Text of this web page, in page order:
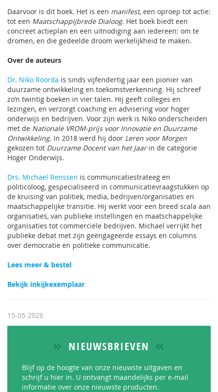
Daarvoor is dit boek. Het is een manifest, een oproep tot actie:
tot een Maatschappijbrede Dialoog. Het boek biedt een
concreet actieplan en een uitnodiging aan iedereen: om te
dromen, en die gedeelde droom werkelijkheid te maken.
Over de auteurs
Dr. Niko Roorda is sinds vijfendertig jaar een pionier van
duurzame ontwikkeling en toekomstverkenning. Hij schreef
zo’n twintig boeken in vier talen. Hij geeft colleges en
lezingen, en verzorgt coaching en advisering voor hoger
onderwijs en bedrijven. Voor zijn werk is Niko onderscheiden
met de Nationale VROM-prijs voor Innovatie en Duurzame
Ontwikkeling. In 2018 werd hij door Leren voor Morgen
gekozen tot Duurzame Docent van het Jaarin de categorie
Hoger Onderwijs.
Drs. Michael Renssen is communicatiestrateeg en
politicoloog, gespecialiseerd in communicatievraagstukken op
de kruising van politiek, media, bedrijven/organisaties en
maatschappelijke transitie. Hij werkt voor een breed scala aan
organisaties, van publieke instellingen en maatschappelijke
organisaties tot commerciële bedrijven. Michael verrijkt het
publieke debat met zijn geëngageerde essays en columns
over democratie en politieke communicatie.
Lees meer & bestel
Bekijk inkijkexemplaar
15-05-2026
NIEUWSBRIEVEN
Blijf op de hoogte van onze nieuwste uitgaven en
schrijf u hier in. U ontvangt maandelijks per e-mail
informatie over onze nieuwste producten.